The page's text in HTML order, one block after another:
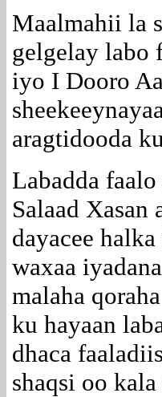
Maalmahii la
gelgelay labo
iyo I Dooro
aragtidooda
Labadda
Salaad
dayacee
waxaa
malaha
ku hayaan
dhaca
shaqsi oo